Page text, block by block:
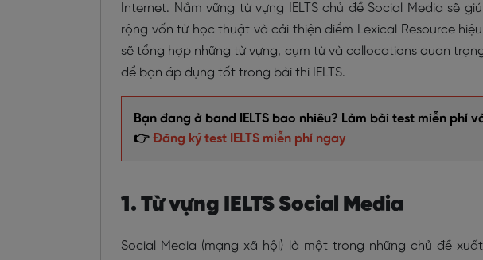
Internet. Nắm vững từ vựng IELTS chủ đề Social Media sẽ
rộng vốn từ học thuật và cải thiện điểm Lexical Resource
sẽ tổng hợp những từ vựng, cụm từ và collocations quan
để bạn áp dụng tốt trong bài thi IELTS.
Bạn đang ở band IELTS bao nhiêu? Làm bài test miễn phí
👉 Đăng ký test IELTS miễn phí ngay
1. Từ vựng IELTS Social Media
Social Media (mạng xã hội) là một trong những chủ đề